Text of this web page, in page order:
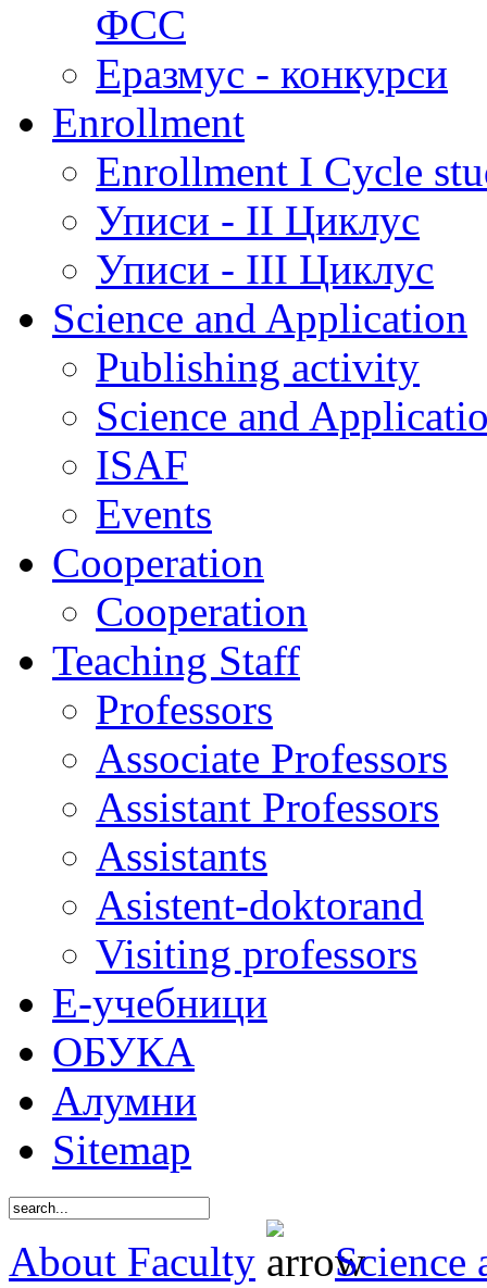
ФСС
Еразмус - конкурси
Enrollment
Enrollment I Cycle
Уписи - II Циклус
Уписи - III Циклус
Science and Application
Publishing activity
Science and
ISAF
Events
Cooperation
Cooperation
Teaching Staff
Professors
Associate Professors
Assistant Professors
Assistants
Asistent-doktorand
Visiting professors
Е-учебници
ОБУКА
Алумни
Sitemap
About Faculty
Science